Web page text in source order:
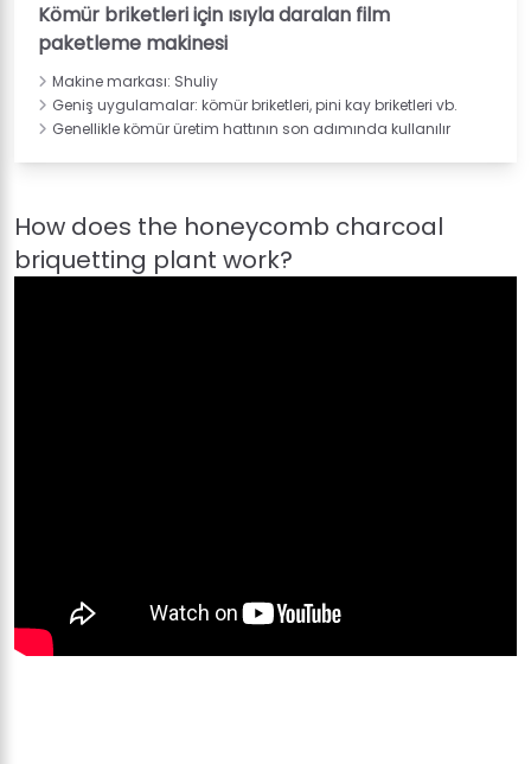
Kömür briketleri için ısıyla daralan film
paketleme makinesi
Makine markası: Shuliy
Geniş uygulamalar: kömür briketleri, pini kay briketleri vb.
Genellikle kömür üretim hattının son adımında kullanılır